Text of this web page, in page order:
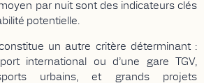
par nuit sont des indicateurs clés
potentielle.
un autre critère déterminant :
international ou d’une gare TGV,
urbains, et grands projets